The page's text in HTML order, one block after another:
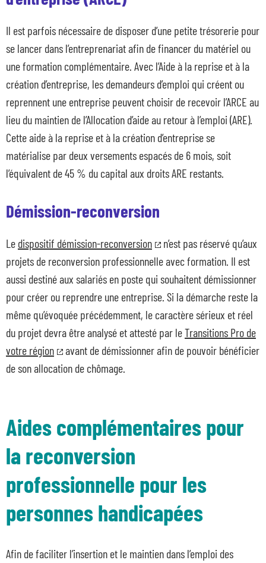
Il est parfois nécessaire de disposer d’une petite trésorerie pour
se lancer dans l’entreprenariat afin de financer du matériel ou
une formation complémentaire. Avec l’Aide à la reprise et à la
création d’entreprise, les demandeurs d’emploi qui créent ou
reprennent une entreprise peuvent choisir de recevoir l’ARCE au
lieu du maintien de l’Allocation d’aide au retour à l’emploi (ARE).
Cette aide à la reprise et à la création d’entreprise se
matérialise par deux versements espacés de 6 mois, soit
l’équivalent de 45 % du capital aux droits ARE restants.
Démission-reconversion
Le dispositif démission-reconversion
n’est pas réservé qu’aux
projets de reconversion professionnelle avec formation. Il est
aussi destiné aux salariés en poste qui souhaitent démissionner
pour créer ou reprendre une entreprise. Si la démarche reste la
même qu’évoquée précédemment, le caractère sérieux et réel
du projet devra être analysé et attesté par leTransitions Pro de
votre région
avant de démissionner afin de pouvoir bénéficier
de son allocation de chômage.
Aides complémentaires pour
la reconversion
professionnelle pour les
personnes handicapées
Afin de faciliter l’insertion et le maintien dans l’emploi des